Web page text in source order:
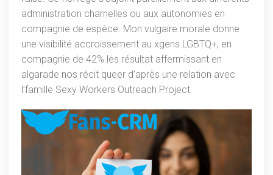
administration charnelles ou aux autonomies en
compagnie de espèce. Mon vulgaire morale donne
une visibilité accroissement au xgens LGBTQ+, en
compagnie de 42% les résultat affermissant en
algarade nos récit queer d’après une relation avec
l’famille Sexy Workers Outreach Project.